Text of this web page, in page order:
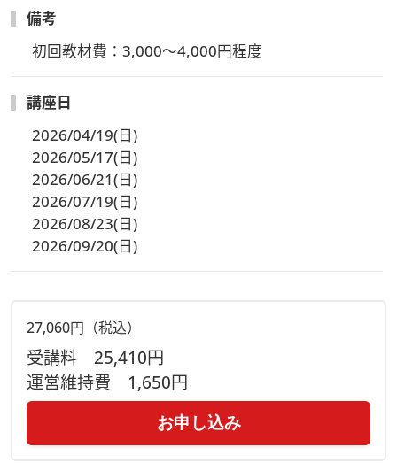
備考
初回教材費：3,000～4,000円程度
講座日
2026/04/19(日)
2026/05/17(日)
2026/06/21(日)
2026/07/19(日)
2026/08/23(日)
2026/09/20(日)
27,060円（税込）
受講料 25,410円
運営維持費 1,650円
お申し込み